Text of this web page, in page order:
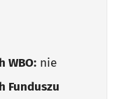
WBO: nie
Funduszu